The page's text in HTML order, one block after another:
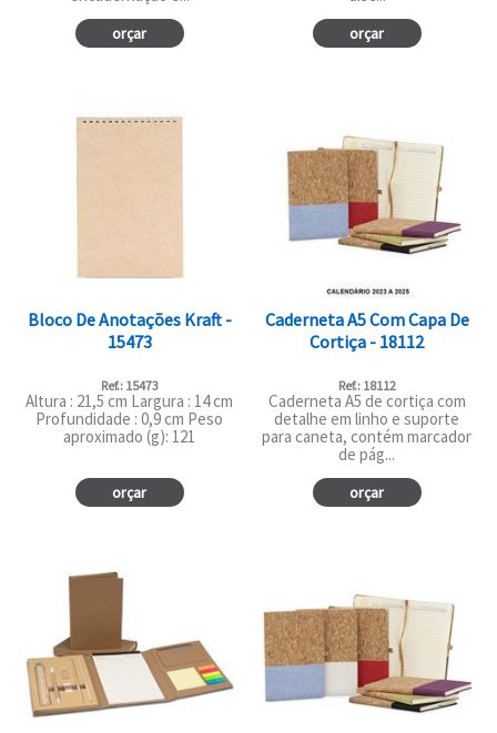
orçar orçar
Bloco De Anotações Kraft -
15473
Ref.: 15473
Altura : 21,5 cm Largura : 14 cm
Profundidade : 0,9 cm Peso
aproximado (g): 121
orçar
Caderneta A5 Com Capa De
Cortiça - 18112
Ref.: 18112
Caderneta A5 de cortiça com
detalhe em linho e suporte
para caneta, contém marcador
de pág...
orçar